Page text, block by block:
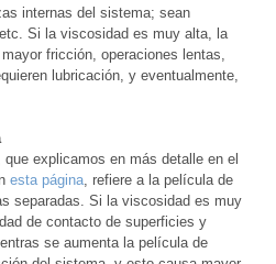
internas del sistema; sean
Si la viscosidad es muy alta, la
fricción, operaciones lentas,
lubricación, y eventualmente,
explicamos en más detalle en el
esta página , refiere a la película de
separadas. Si la viscosidad es muy
de contacto de superficies y
se aumenta la película de